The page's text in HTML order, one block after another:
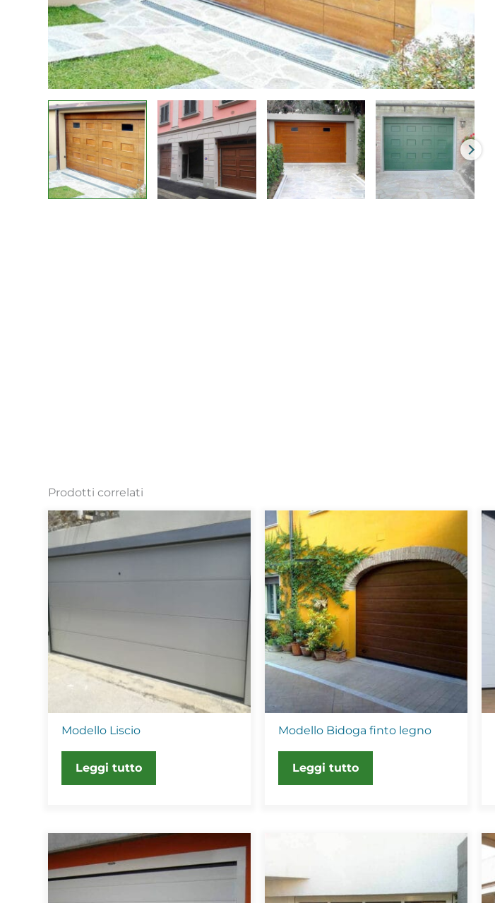
Prodotti correlati
Modello Liscio
Leggi tutto
Modello Bidoga finto legno
Leggi tutto